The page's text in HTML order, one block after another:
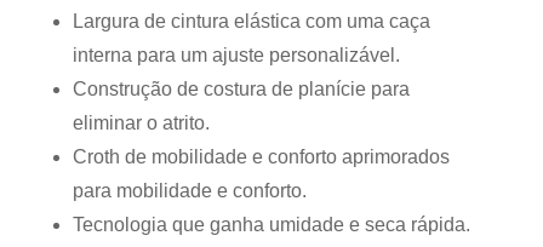
Largura de cintura elástica com uma caça
interna para um ajuste personalizável.
Construção de costura de planície para
eliminar o atrito.
Croth de mobilidade e conforto aprimorados
para mobilidade e conforto.
Tecnologia que ganha umidade e seca rápida.